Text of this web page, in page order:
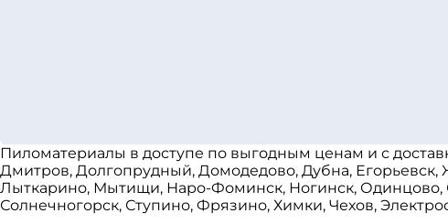
Пиломатериалы в доступе по выгодным ценам и с
Дмитров, Долгопрудный, Домодедово, Дубна,
Лыткарино, Мытищи, Наро-Фоминск, Ногинск, Одинцово,
Солнечногорск, Ступино, Фрязино, Химки, Чехов,